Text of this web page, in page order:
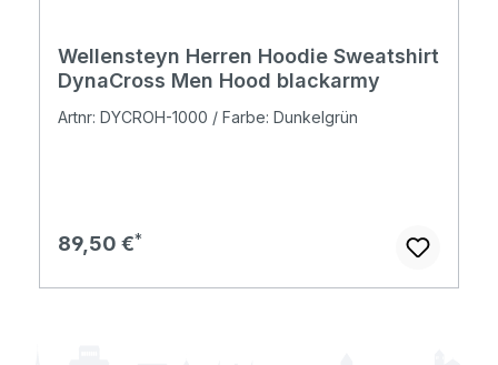
Wellensteyn Herren Hoodie Sweatshirt
DynaCross Men Hood blackarmy
Artnr: DYCROH-1000 / Farbe: Dunkelgrün
Regulärer Preis:
89,50 €